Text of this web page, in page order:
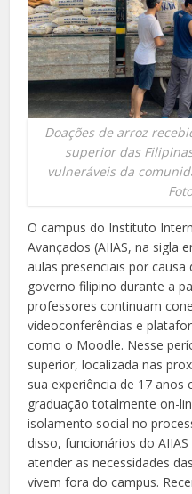
Doações de arroz
superior das
vulneráveis da
O campus do Instituto
Avançados (AIIAS, na sigla
aulas presenciais por
governo filipino durante a
professores continuam
videoconferências e
como o Moodle. Nesse
superior, localizada nas
sua experiência de 17
graduação totalmente on-
isolamento social no
disso, funcionários do
atender as necessidades
vivem fora do campus.